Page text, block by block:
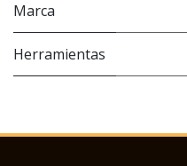
Marca
Herramientas